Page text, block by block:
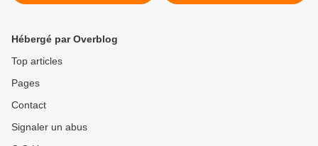
Hébergé par Overblog
Top articles
Pages
Contact
Signaler un abus